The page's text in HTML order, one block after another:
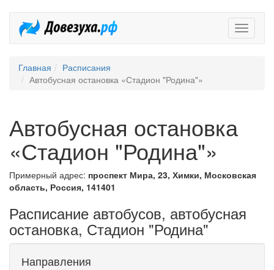
Главная
Расписания
Автобусная остановка «Стадион "Родина"»
Автобусная остановка
«Стадион "Родина"»
Примерный адрес: проспект Мира, 23, Химки, Московская
область, Россия, 141401
Расписание автобусов, автобусная
остановка, Стадион "Родина"
Направления